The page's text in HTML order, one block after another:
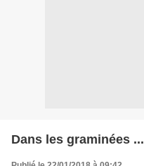
Dans les graminées ...